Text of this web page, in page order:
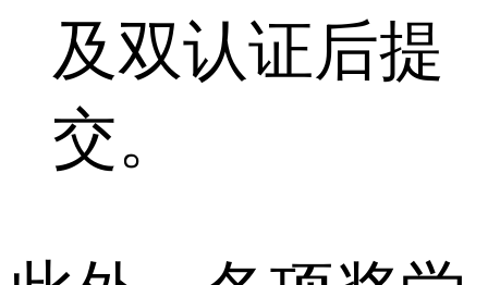
及双认证后提
交。